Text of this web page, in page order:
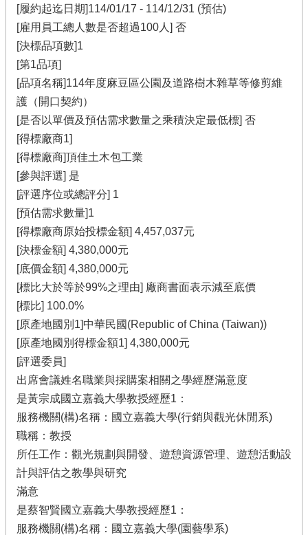
[履約起迄日期]114/01/17 - 114/12/31 (預估)
[雇用員工總人數是否超過100人] 否
[決標品項數]1
[第1品項]
[品項名稱]114年度麻豆區公園及道路樹木雜草等修剪維
護（開口契約）
[是否以單價及預估需求數量之乘積決定最低標] 否
[得標廠商1]
[得標廠商]頂佳土木包工業
[參與評選] 是
[評選序位或總評分] 1
[預估需求數量]1
[得標廠商原始投標金額] 4,457,037元
[決標金額] 4,380,000元
[底價金額] 4,380,000元
[標比大於等於99%之理由] 廠商書面表示減至底價
[標比] 100.0%
[原產地國別1]中華民國(Republic of China (Taiwan))
[原產地國別得標金額1] 4,380,000元
[評選委員]
出席會議姓名職業與採購案相關之學經歷滿意度
是黃宗成國立嘉義大學教授經歷1：
服務機關(構)名稱：國立嘉義大學(行銷與觀光休閒系)
職稱：教授
所任工作：觀光規劃與開發、遊憩資源管理、遊憩活動設
計與評估之教學與研究
滿意
是蔡智賢國立嘉義大學教授經歷1：
服務機關(構)名稱：國立嘉義大學(園藝學系)